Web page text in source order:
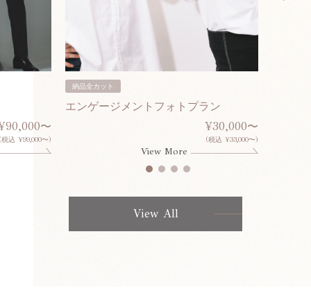
〜
(税込 ¥99,000〜)
納品全カット
エンゲージメントフォトプラン
¥30,000〜
(税込 ¥33,000〜)
View More
View All